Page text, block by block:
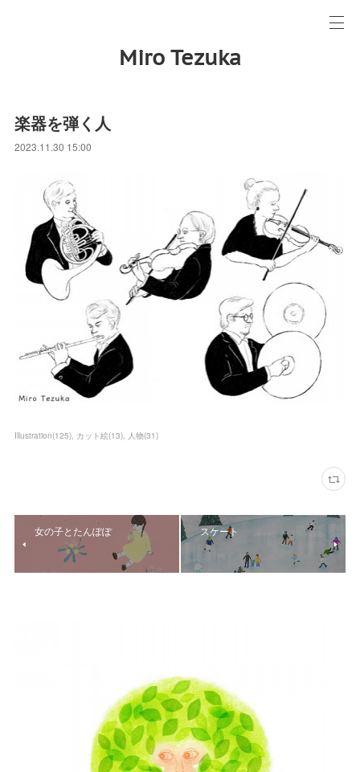
Miro Tezuka
楽器を弾く人
2023.11.30 15:00
Illustration(125) カット絵(13) 人物(31)
女の子とたんぽぽ スケート